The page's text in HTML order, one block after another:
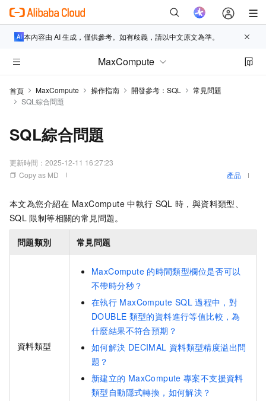
本內容由 AI 生成，僅供參考。如有歧義，請以中文原文為準。
MaxCompute
首頁 MaxCompute 操作指南 開發參考：SQL
常見問題
SQL綜合問題
SQL綜合問題
更新時間： 2025-12-11 16:27:23
Copy as MD
產品
本文為您介紹在 MaxCompute 中執行 SQL 時，與資料類型、
SQL 限制等相關的常見問題。
問題類別 常見問題
資料類型
MaxCompute 的時間類型欄位是否可以
不帶時分秒？
在執行 MaxCompute SQL 過程中，對
DOUBLE 類型的資料進行等值比較，為
什麼結果不符合預期？
如何解決 DECIMAL 資料類型精度溢出問
題？
新建立的 MaxCompute 專案不支援資料
類型自動隱式轉換，如何解決？